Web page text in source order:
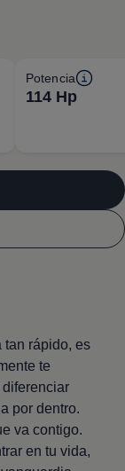
Potencia
114 Hp
tan rápido, es
te
por dentro.
va contigo.
en tu vida,